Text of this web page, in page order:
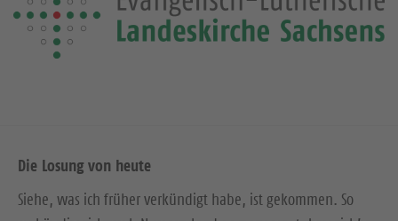
Die Losung von heute
Siehe, was ich früher verkündigt habe, ist gekommen. So